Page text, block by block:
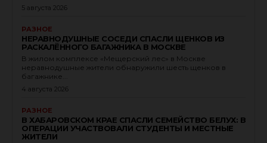
5 августа 2026
РАЗНОЕ
НЕРАВНОДУШНЫЕ СОСЕДИ СПАСЛИ ЩЕНКОВ ИЗ
РАСКАЛЁННОГО БАГАЖНИКА В МОСКВЕ
В жилом комплексе «Мещерский лес» в Москве
неравнодушные жители обнаружили шесть щенков в
багажнике...
4 августа 2026
РАЗНОЕ
В ХАБАРОВСКОМ КРАЕ СПАСЛИ СЕМЕЙСТВО БЕЛУХ: В
ОПЕРАЦИИ УЧАСТВОВАЛИ СТУДЕНТЫ И МЕСТНЫЕ
ЖИТЕЛИ